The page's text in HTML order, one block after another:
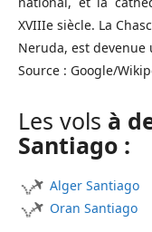
XVIIIe siècle. La
Neruda, est devenue
Source : Google/
Les vols à
Santiago :
Alger Santiago
Oran Santiago